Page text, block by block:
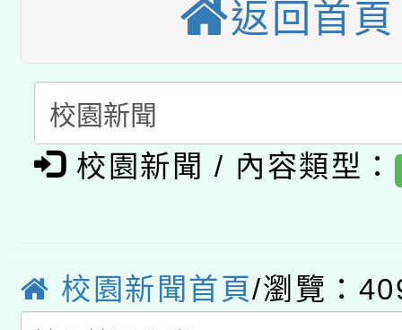
本館辦理115年度閱讀
暨閱讀推動專業研習
科技賦能─人工智慧
礎課程
A3數位素養講師名單
「數位內容與教學軟
薪期間赴陸應申請許可
業技術研究院辦理「
115年8月22日(星期六
返回首頁
校園新聞 / 內容類型：
校園新聞首頁/瀏覽：